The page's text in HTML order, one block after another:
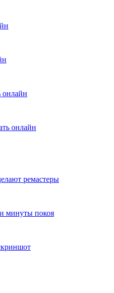
онлайн
онлайн
ремастеры
минуты покоя